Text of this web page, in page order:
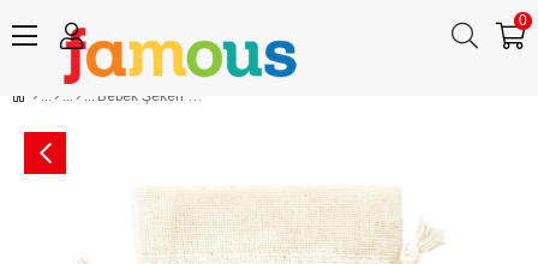
0
Bebek Şekeri Lavanta Kesesi Hediyelik İsim Baskılı Kese Leyleğin Hediyesi